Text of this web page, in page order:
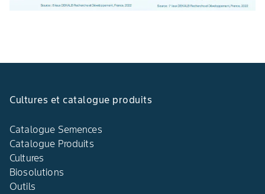
Cultures et catalogue produits
Catalogue Semences
Catalogue Produits
Cultures
Biosolutions
Outils